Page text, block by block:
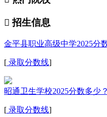
 招生信息
金平县职业高级中学2025分
[ 录取分数线]
昭通卫生学校2025分数多少？
[ 录取分数线]